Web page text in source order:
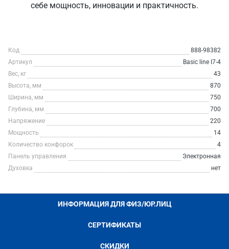
себе мощность, инновации и практичность.
Код
888-98382
Артикул
Basic line I7-4
Вес, кг
43
Высота, мм
870
Ширина, мм
750
Глубина, мм
700
Напряжение
220
Мощность
14
Количество конфорок
4
Панель управления
Электронная
Духовка
нет
ИНФОРМАЦИЯ ДЛЯ ФИЗ/ЮР.ЛИЦ
СЕРТИФИКАТЫ
СКИДКИ